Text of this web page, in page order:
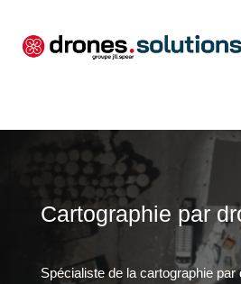
Cartographie par
Spécialiste de la cartographie